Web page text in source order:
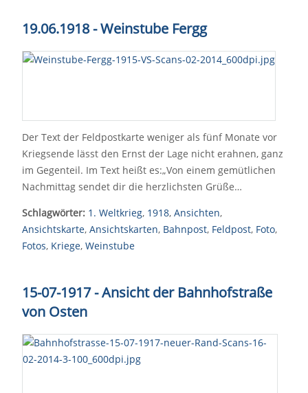
19.06.1918 - Weinstube Fergg
Der Text der Feldpostkarte weniger als fünf Monate vor
Kriegsende lässt den Ernst der Lage nicht erahnen, ganz
im Gegenteil. Im Text heißt es:„Von einem gemütlichen
Nachmittag sendet dir die herzlichsten Grüße…
Schlagwörter: 1. Weltkrieg, 1918, Ansichten,
Ansichtskarte, Ansichtskarten, Bahnpost, Feldpost, Foto,
Fotos, Kriege, Weinstube
15-07-1917 - Ansicht der Bahnhofstraße
von Osten